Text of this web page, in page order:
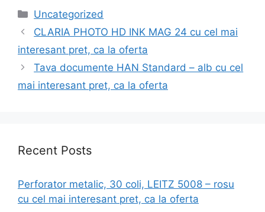
Categories
Uncategorized
CLARIA PHOTO HD INK MAG 24 cu cel mai
interesant pret, ca la oferta
Tava documente HAN Standard – alb cu cel
mai interesant pret, ca la oferta
Recent Posts
Perforator metalic, 30 coli, LEITZ 5008 – rosu
cu cel mai interesant pret, ca la oferta